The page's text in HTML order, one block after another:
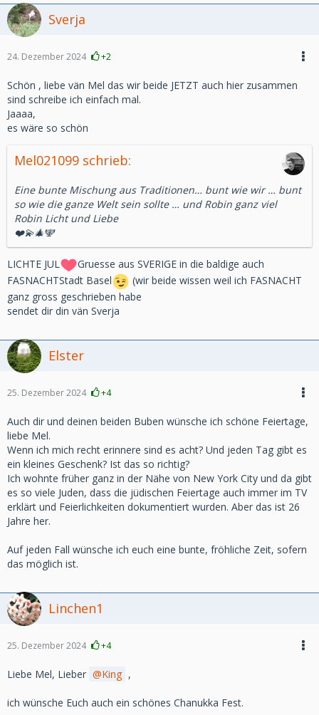
Sverja
24. Dezember 2024 +2
Schön , liebe vän Mel das wir beide JETZT auch hier zusammen
sind schreibe ich einfach mal.
Jaaaa,
es wäre so schön
Mel021099 schrieb:
Eine bunte Mischung aus Traditionen… bunt wie wir … bunt
so wie die ganze Welt sein sollte … und Robin ganz viel
Robin Licht und Liebe
❤️💫🎄🕎
LICHTE JUL
Gruesse aus SVERIGE in die baldige auch
FASNACHTStadt Basel
(wir beide wissen weil ich FASNACHT
ganz gross geschrieben habe
sendet dir din vän Sverja
Elster
25. Dezember 2024 +4
Auch dir und deinen beiden Buben wünsche ich schöne Feiertage,
liebe Mel.
Wenn ich mich recht erinnere sind es acht? Und jeden Tag gibt es
ein kleines Geschenk? Ist das so richtig?
Ich wohnte früher ganz in der Nähe von New York City und da gibt
es so viele Juden, dass die jüdischen Feiertage auch immer im TV
erklärt und Feierlichkeiten dokumentiert wurden. Aber das ist 26
Jahre her.
Auf jeden Fall wünsche ich euch eine bunte, fröhliche Zeit, sofern
das möglich ist.
Linchen1
25. Dezember 2024 +4
Liebe Mel, Lieber King ,
ich wünsche Euch auch ein schönes Chanukka Fest.